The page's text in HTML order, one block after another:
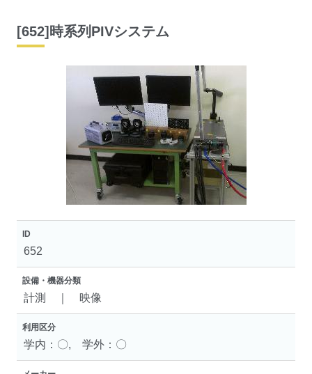
[652]時系列PIVシステム
ID
652
設備・機器分類
計測 ｜ 映像
利用区分
学内：〇, 学外：〇